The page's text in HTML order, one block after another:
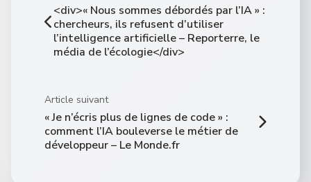
<div>« Nous sommes débordés par l’IA » :
chercheurs, ils refusent d’utiliser
l’intelligence artificielle – Reporterre, le
média de l’écologie</div>
Article suivant
« Je n’écris plus de lignes de code » :
comment l’IA bouleverse le métier de
développeur – Le Monde.fr